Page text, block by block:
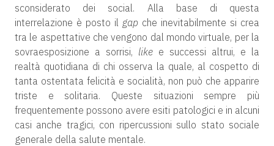
sconsiderato dei social. Alla base di questa
interrelazione è posto il gap che inevitabilmente si crea
tra le aspettative che vengono dal mondo virtuale, per la
sovraesposizione a sorrisi, like e successi altrui, e la
realtà quotidiana di chi osserva la quale, al cospetto di
tanta ostentata felicità e socialità, non può che apparire
triste e solitaria. Queste situazioni sempre più
frequentemente possono avere esiti patologici e in alcuni
casi anche tragici, con ripercussioni sullo stato sociale
generale della salute mentale.